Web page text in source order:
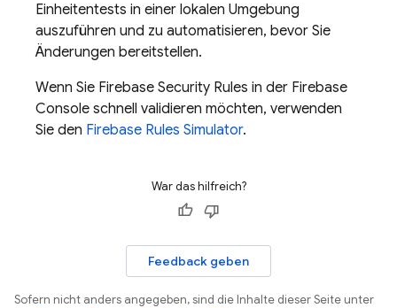
Einheitentests in einer lokalen Umgebung
auszuführen und zu automatisieren, bevor Sie
Änderungen bereitstellen.
Wenn Sie Firebase Security Rules in der Firebase
Console schnell validieren möchten, verwenden
Sie den Firebase Rules Simulator.
War das hilfreich?
Feedback geben
Sofern nicht anders angegeben, sind die Inhalte dieser Seite unter